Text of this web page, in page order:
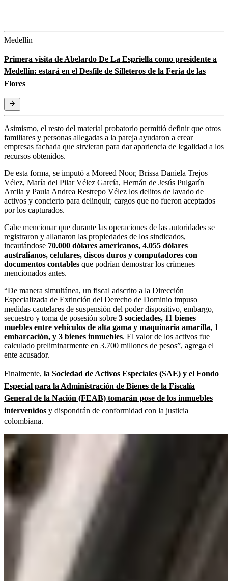
Medellín
Primera visita de Abelardo De La Espriella como presidente a
Medellín: estará en el Desfile de Silleteros de la Feria de las
Flores
Asimismo, el resto del material probatorio permitió definir que otros
familiares y personas allegadas a la pareja ayudaron a crear
empresas fachada que sirvieran para dar apariencia de legalidad a los
recursos obtenidos.
De esta forma, se imputó a Moreed Noor, Brissa Daniela Trejos
Vélez, María del Pilar Vélez García, Hernán de Jesús Pulgarín
Arcila y Paula Andrea Restrepo Vélez los delitos de lavado de
activos y concierto para delinquir, cargos que no fueron aceptados
por los capturados.
Cabe mencionar que durante las operaciones de las autoridades se
registraron y allanaron las propiedades de los sindicados,
incautándose 70.000 dólares americanos, 4.055 dólares
australianos, celulares, discos duros y computadores con
documentos contables que podrían demostrar los crímenes
mencionados antes.
“De manera simultánea, un fiscal adscrito a la Dirección
Especializada de Extinción del Derecho de Dominio impuso
medidas cautelares de suspensión del poder dispositivo, embargo,
secuestro y toma de posesión sobre 3 sociedades, 11 bienes
muebles entre vehículos de alta gama y maquinaria amarilla, 1
embarcación, y 3 bienes inmuebles. El valor de los activos fue
calculado preliminarmente en 3.700 millones de pesos”, agrega el
ente acusador.
Finalmente, la Sociedad de Activos Especiales (SAE) y el Fondo
Especial para la Administración de Bienes de la Fiscalía
General de la Nación (FEAB) tomarán pose de los inmuebles
intervenidos y dispondrán de conformidad con la justicia
colombiana.